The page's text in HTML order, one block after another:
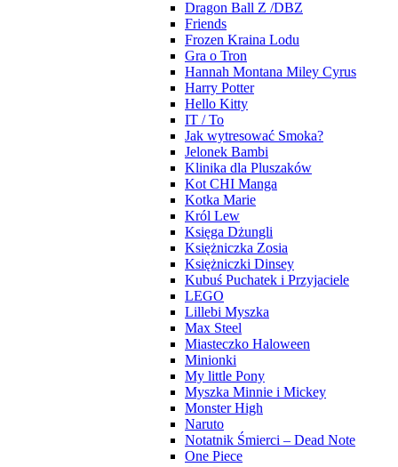
Dragon Ball Z /DBZ
Friends
Frozen Kraina Lodu
Gra o Tron
Hannah Montana Miley Cyrus
Harry Potter
Hello Kitty
IT / To
Jak wytresować Smoka?
Jelonek Bambi
Klinika dla Pluszaków
Kot CHI Manga
Kotka Marie
Król Lew
Księga Dżungli
Księżniczka Zosia
Księżniczki Dinsey
Kubuś Puchatek i Przyjaciele
LEGO
Lillebi Myszka
Max Steel
Miasteczko Haloween
Minionki
My little Pony
Myszka Minnie i Mickey
Monster High
Naruto
Notatnik Śmierci – Dead Note
One Piece